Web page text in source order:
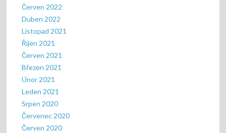
Červen 2022
Duben 2022
Listopad 2021
Říjen 2021
Červen 2021
Březen 2021
Únor 2021
Leden 2021
Srpen 2020
Červenec 2020
Červen 2020